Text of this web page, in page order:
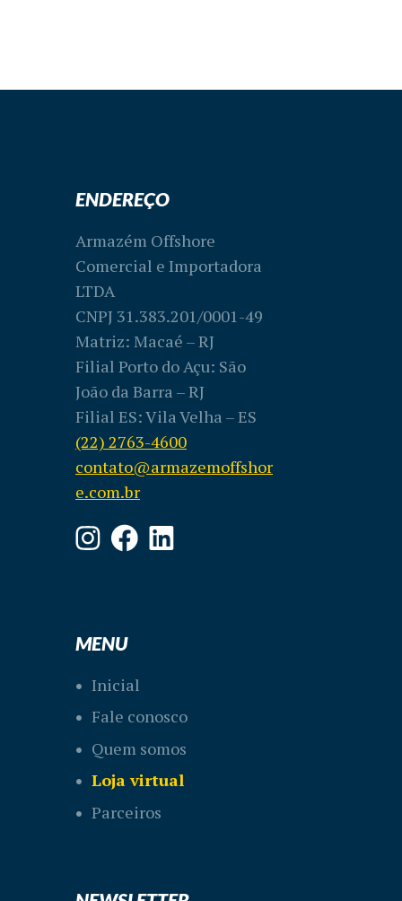
ENDEREÇO
Armazém Offshore
Comercial e Importadora
LTDA
CNPJ 31.383.201/0001-49
Matriz: Macaé – RJ
Filial Porto do Açu: São
João da Barra – RJ
Filial ES: Vila Velha – ES
(22) 2763-4600
contato@armazemoffshor
e.com.br
MENU
Inicial
Fale conosco
Quem somos
Loja virtual
Parceiros